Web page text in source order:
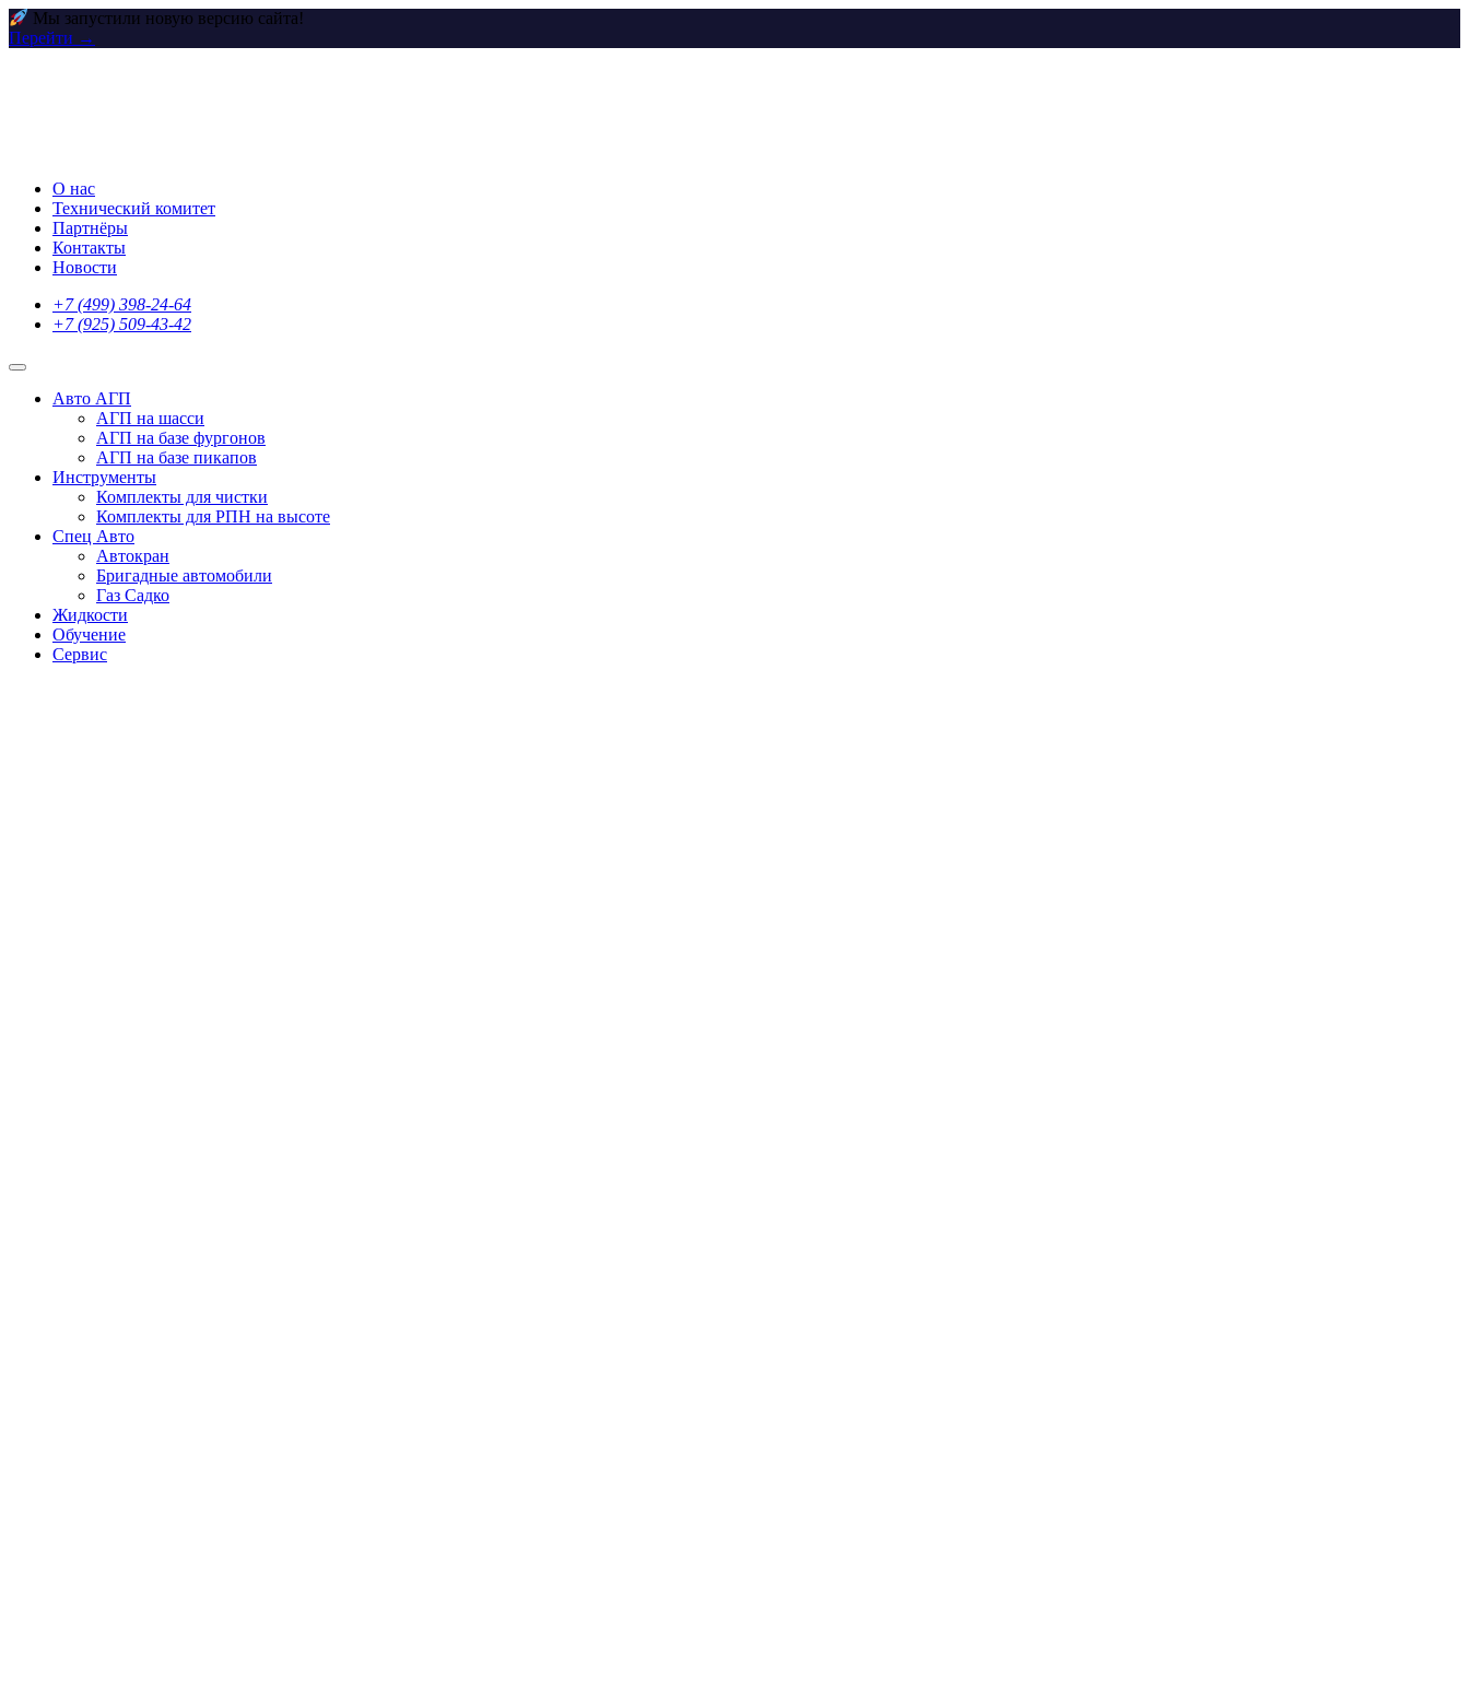
Мы запустили новую версию сайта!
Перейти →
О нас
Технический комитет
Партнёры
Контакты
Новости
+7 (499) 398-24-64
+7 (925) 509-43-42
Авто АГП
АГП на шасси
АГП на базе фургонов
АГП на базе пикапов
Инструменты
Комплекты для чистки
Комплекты для РПН на высоте
Спец Авто
Автокран
Бригадные автомобили
Газ Садко
Жидкости
Обучение
Сервис